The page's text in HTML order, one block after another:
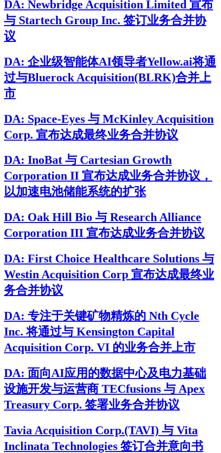
DA: Newbridge Acquisition Limited 宣布
与 Startech Group Inc. 签订业务合并协
议
DA: 企业级智能体AI领导者Yellow.ai将通
过与Bluerock Acquisition(BLRK)合并上
市
DA: Space-Eyes 与 McKinley Acquisition
Corp. 宣布达成最终业务合并协议
DA: InoBat 与 Cartesian Growth
Corporation II 宣布达成业务合并协议，
以加速电池储能系统的扩张
DA: Oak Hill Bio 与 Research Alliance
Corporation III 宣布达成业务合并协议
DA: First Choice Healthcare Solutions 与
Westin Acquisition Corp 宣布达成最终业
务合并协议
DA: 专注于关键矿物精炼的 Nth Cycle
Inc. 将通过与 Kensington Capital
Acquisition Corp. VI 的业务合并上市
DA: 面向AI应用的数据中心及电力基础
设施开发与运营商 TECfusions 与 Apex
Treasury Corp. 签署业务合并协议
Tavia Acquisition Corp.(TAVI) 与 Vita
Inclinata Technologies 签订合并意向书